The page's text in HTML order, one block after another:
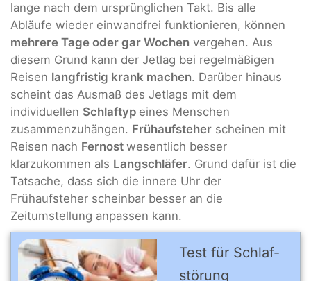
lange nach dem ursprünglichen Takt. Bis alle
Abläufe wieder einwandfrei funktionieren, können
mehrere Tage oder gar Wochen vergehen. Aus
diesem Grund kann der Jetlag bei regelmäßigen
Reisen langfristig krank machen. Darüber hinaus
scheint das Ausmaß des Jetlags mit dem
individuellen Schlaftyp eines Menschen
zusammenzuhängen. Frühaufsteher scheinen mit
Reisen nach Fernost wesentlich besser
klarzukommen als Langschläfer. Grund dafür ist die
Tatsache, dass sich die innere Uhr der
Frühaufsteher scheinbar besser an die
Zeitumstellung anpassen kann.
Test für Schlaf­
stö­rung